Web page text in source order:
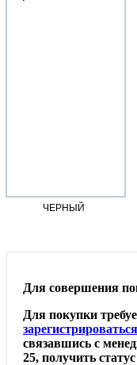
ЧЕРНЫЙ
Для совершения
Для покупки
зарегистрироваться
связавшись с
25, получить